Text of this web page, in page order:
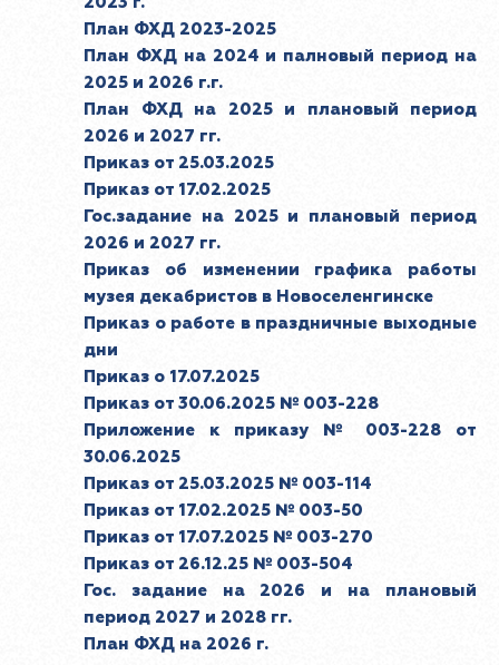
План ФХД 2023-2025
План ФХД на 2024 и палновый период на
2025 и 2026 г.г.
План ФХД на 2025 и плановый период
2026 и 2027 гг.
Приказ от 25.03.2025
Приказ от 17.02.2025
Гос.задание на 2025 и плановый период
2026 и 2027 гг.
Приказ об изменении графика работы
музея декабристов в Новоселенгинске
Приказ о работе в праздничные выходные
дни
Приказ о 17.07.2025
Приказ от 30.06.2025 № 003-228
Приложение к приказу № 003-228 от
30.06.2025
Приказ от 25.03.2025 № 003-114
Приказ от 17.02.2025 № 003-50
Приказ от 17.07.2025 № 003-270
Приказ от 26.12.25 № 003-504
Гос. задание на 2026 и на плановый
период 2027 и 2028 гг.
План ФХД на 2026 г.